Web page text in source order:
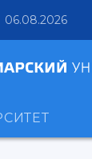
06.08.2026